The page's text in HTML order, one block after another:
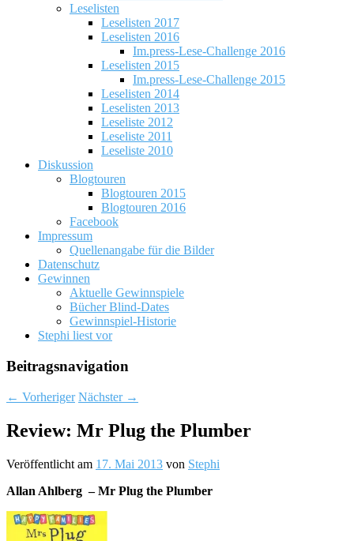
Leselisten
Leselisten 2017
Leselisten 2016
Im.press-Lese-Challenge 2016
Leselisten 2015
Im.press-Lese-Challenge 2015
Leselisten 2014
Leselisten 2013
Leseliste 2012
Leseliste 2011
Leseliste 2010
Diskussion
Blogtouren
Blogtouren 2015
Blogtouren 2016
Facebook
Impressum
Quellenangabe für die Bilder
Datenschutz
Gewinnen
Aktuelle Gewinnspiele
Bücher Blind-Dates
Gewinnspiel-Historie
Stephi liest vor
Beitragsnavigation
← Vorheriger Nächster →
Review: Mr Plug the Plumber
Veröffentlicht am 17. Mai 2013 von Stephi
Allan Ahlberg – Mr Plug the Plumber